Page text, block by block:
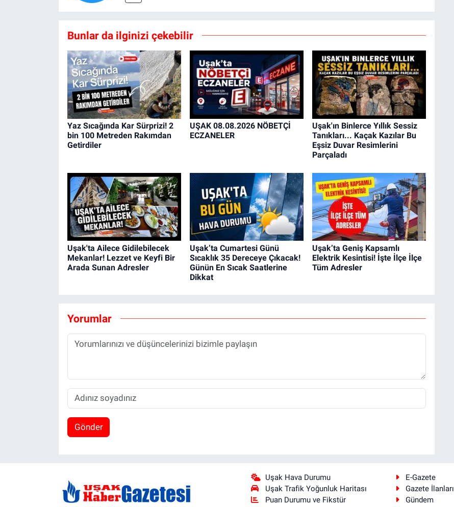
Bunlar da ilginizi çekebilir
Yaz Sıcağında Kar Sürprizi! 2
bin 100 Metreden Rakımdan
Getirdiler
UŞAK 08.08.2026 NÖBETÇİ
ECZANELER
Uşak'ın Binlerce Yıllık Sessiz
Tanıkları... Kaçak Kazılar Bu
Eşsiz Duvar Resimlerini
Parçaladı
Uşak'ta Ailece Gidilebilecek
Mekanlar! Lezzet ve Keyfi Bir
Arada Sunan Adresler
Uşak’ta Cumartesi Günü
Sıcaklık 35 Dereceye Çıkacak!
Günün En Sıcak Saatlerine
Dikkat
Uşak’ta Geniş Kapsamlı
Elektrik Kesintisi! İşte İlçe İlçe
Tüm Adresler
Yorumlar
Gönder
Uşak Hava Durumu
Uşak Trafik Yoğunluk Haritası
Puan Durumu ve Fikstür
E-Gazete
Gazete İlanları
Gündem